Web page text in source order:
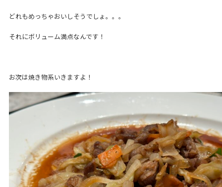
どれもめっちゃおいしそうでしょ。。。
それにボリューム満点なんです！
お次は焼き物系いきますよ！